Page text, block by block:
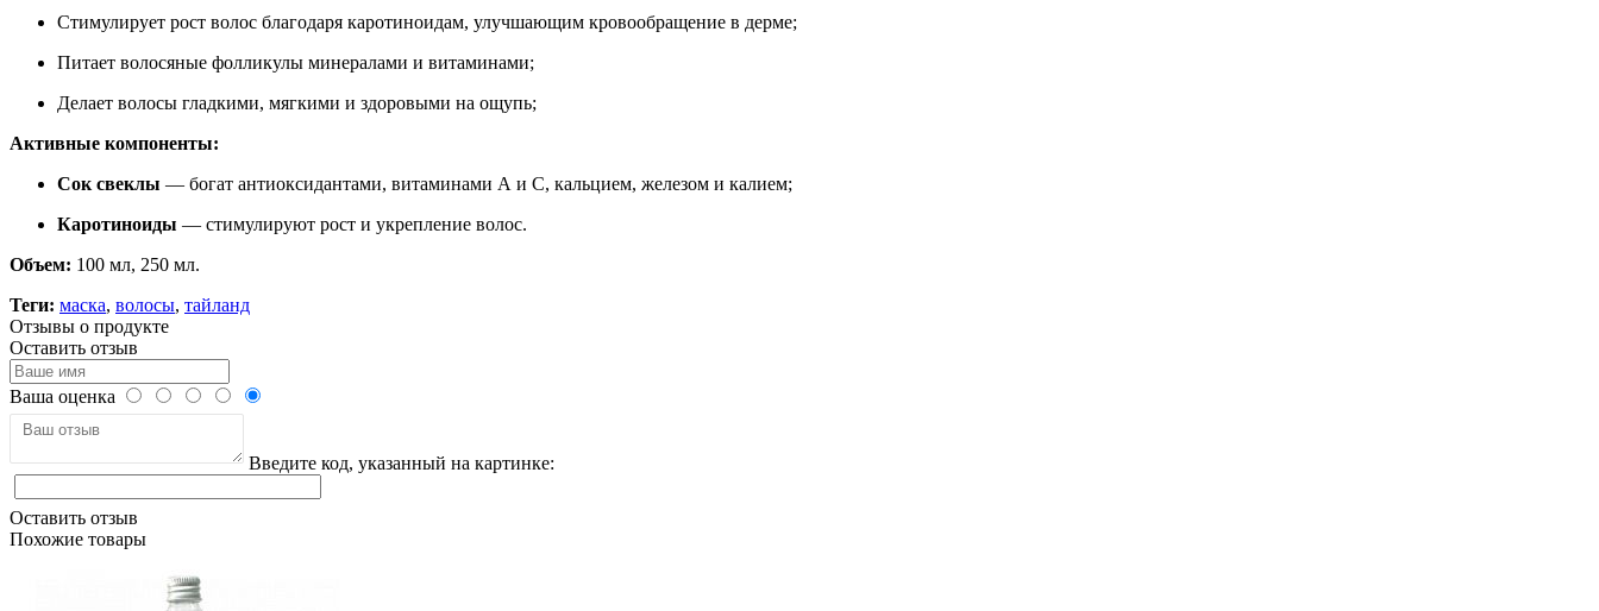
Стимулирует рост волос благодаря каротиноидам, улучшающим кровообращение в дерме;
Питает волосяные фолликулы минералами и витаминами;
Делает волосы гладкими, мягкими и здоровыми на ощупь;
Активные компоненты:
Сок свеклы — богат антиоксидантами, витаминами А и С, кальцием, железом и калием;
Каротиноиды — стимулируют рост и укрепление волос.
Объем: 100 мл, 250 мл.
Теги: маска, волосы, тайланд
Отзывы о продукте
Оставить отзыв
Ваша оценка
Введите код, указанный на картинке:
Оставить отзыв
Похожие товары